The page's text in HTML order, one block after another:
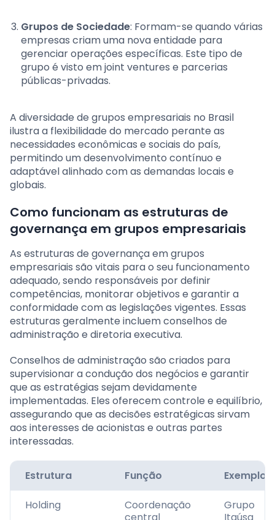
Grupos de Sociedade: Formam-se quando várias
empresas criam uma nova entidade para
gerenciar operações específicas. Este tipo de
grupo é visto em joint ventures e parcerias
públicas-privadas.
A diversidade de grupos empresariais no Brasil
ilustra a flexibilidade do mercado perante as
necessidades econômicas e sociais do país,
permitindo um desenvolvimento contínuo e
adaptável alinhado com as demandas locais e
globais.
Como funcionam as estruturas de
governança em grupos empresariais
As estruturas de governança em grupos
empresariais são vitais para o seu funcionamento
adequado, sendo responsáveis por definir
competências, monitorar objetivos e garantir a
conformidade com as legislações vigentes. Essas
estruturas geralmente incluem conselhos de
administração e diretoria executiva.
Conselhos de administração são criados para
supervisionar a condução dos negócios e garantir
que as estratégias sejam devidamente
implementadas. Eles oferecem controle e equilíbrio,
assegurando que as decisões estratégicas sirvam
aos interesses de acionistas e outras partes
interessadas.
Estrutura Função Exemplo
Holding
Coordenação
central
Grupo
Itaúsa